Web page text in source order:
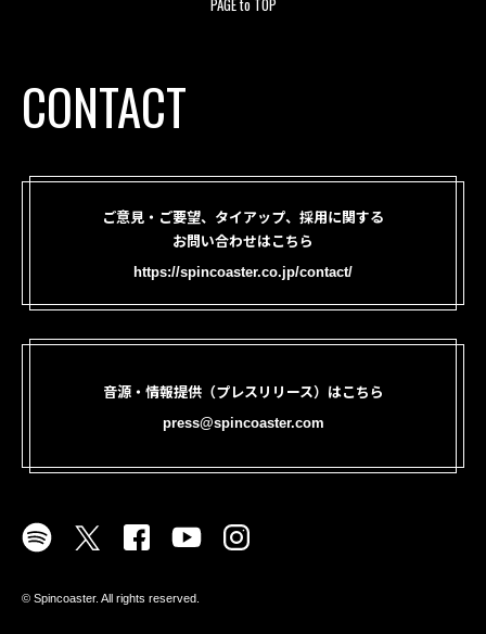
PAGE to TOP
CONTACT
ご意見・ご要望、タイアップ、採用に関する
お問い合わせはこちら
https://spincoaster.co.jp/contact/
音源・情報提供（プレスリリース）はこちら
press@spincoaster.com
©︎ Spincoaster. All rights reserved.